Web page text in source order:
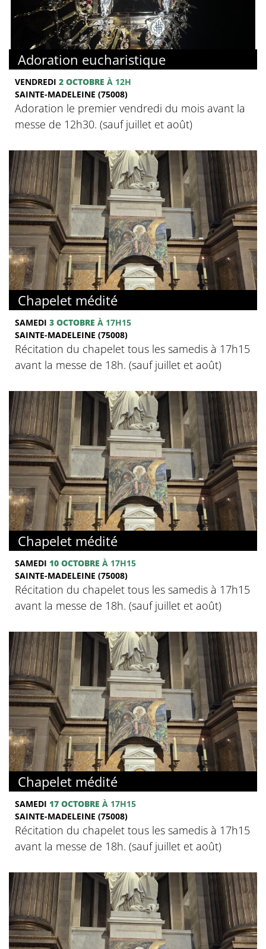
Adoration eucharistique
VENDREDI 2 OCTOBRE À 12H
SAINTE-MADELEINE (75008)
Adoration le premier vendredi du mois avant la
messe de 12h30. (sauf juillet et août)
Chapelet médité
SAMEDI 3 OCTOBRE À 17H15
SAINTE-MADELEINE (75008)
Récitation du chapelet tous les samedis à 17h15
avant la messe de 18h. (sauf juillet et août)
Chapelet médité
SAMEDI 10 OCTOBRE À 17H15
SAINTE-MADELEINE (75008)
Récitation du chapelet tous les samedis à 17h15
avant la messe de 18h. (sauf juillet et août)
Chapelet médité
SAMEDI 17 OCTOBRE À 17H15
SAINTE-MADELEINE (75008)
Récitation du chapelet tous les samedis à 17h15
avant la messe de 18h. (sauf juillet et août)